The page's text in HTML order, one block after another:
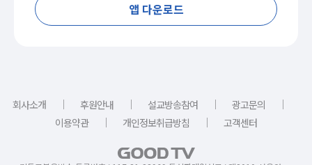
앱 다운로드
회사소개 ｜ 후원안내 ｜ 설교방송참여 ｜ 광고문의
｜
이용약관
｜ 개인정보취급방침 ｜ 고객센터